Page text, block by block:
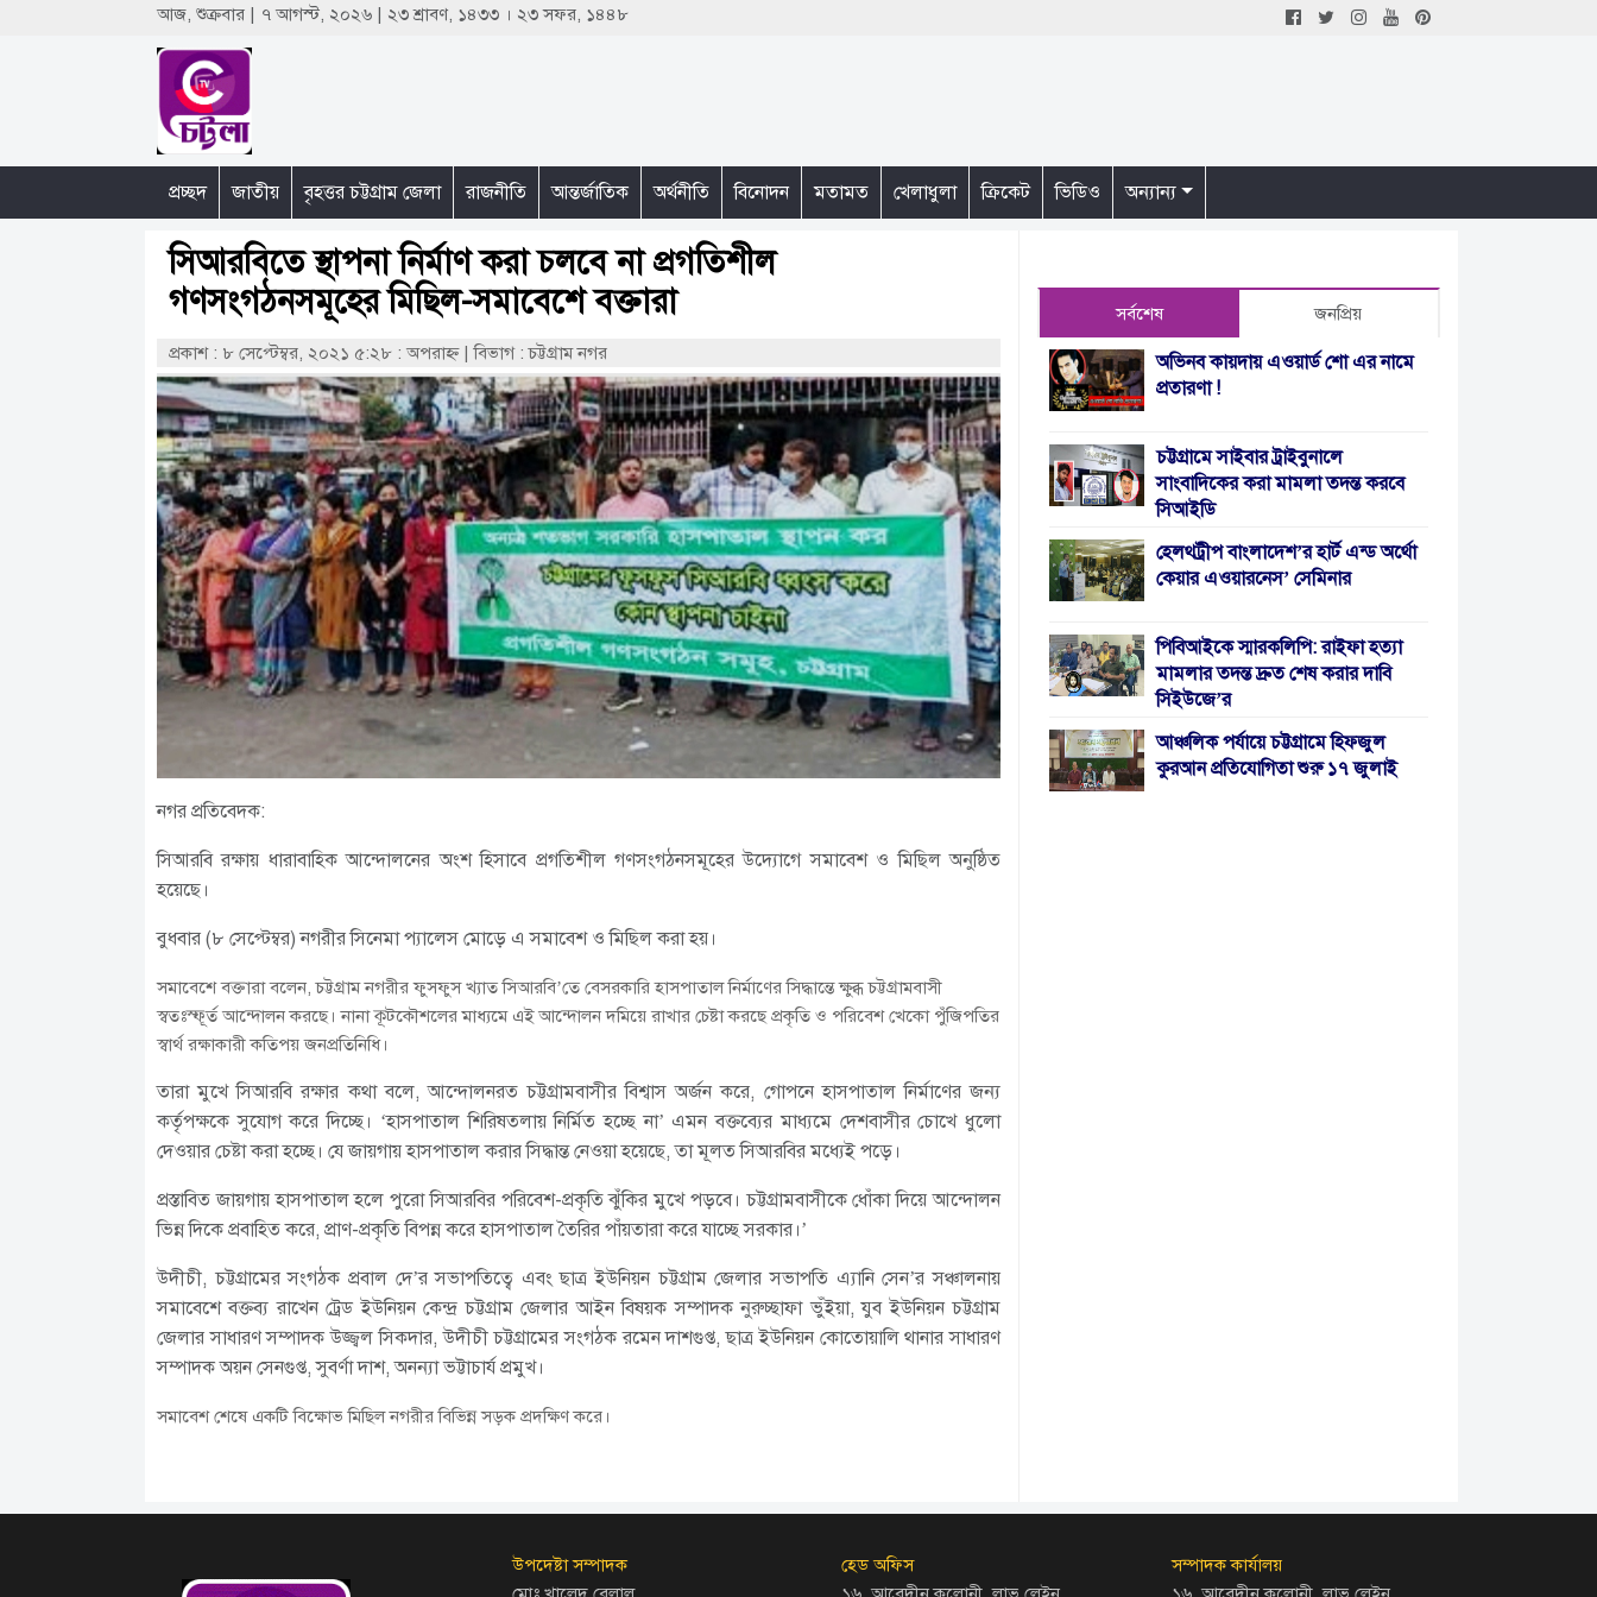
আজ, শুক্রবার | ৭ আগস্ট, ২০২৬ | ২৩ শ্রাবণ, ১৪৩৩ । ২৩ সফর, ১৪৪৮
প্রচ্ছদ জাতীয় বৃহত্তর চট্টগ্রাম জেলা রাজনীতি আন্তর্জাতিক অর্থনীতি বিনোদন মতামত খেলাধুলা ক্রিকেট ভিডিও অন্যান্য
সিআরবিতে স্থাপনা নির্মাণ করা চলবে না প্রগতিশীল
গণসংগঠনসমূহের মিছিল-সমাবেশে বক্তারা
প্রকাশ : ৮ সেপ্টেম্বর, ২০২১ ৫:২৮ : অপরাহ্ণ |বিভাগ : চট্টগ্রাম নগর
নগর প্রতিবেদক:
সিআরবি রক্ষায় ধারাবাহিক আন্দোলনের অংশ হিসাবে প্রগতিশীল গণসংগঠনসমূহের উদ্যোগে সমাবেশ ও মিছিল অনুষ্ঠিত
হয়েছে।
বুধবার (৮ সেপ্টেম্বর) নগরীর সিনেমা প্যালেস মোড়ে এ সমাবেশ ও মিছিল করা হয়।
সমাবেশে বক্তারা বলেন, চট্টগ্রাম নগরীর ফুসফুস খ্যাত সিআরবি’তে বেসরকারি হাসপাতাল নির্মাণের সিদ্ধান্তে ক্ষুব্ধ চট্টগ্রামবাসী
স্বতঃস্ফূর্ত আন্দোলন করছে। নানা কূটকৌশলের মাধ্যমে এই আন্দোলন দমিয়ে রাখার চেষ্টা করছে প্রকৃতি ও পরিবেশ খেকো পুঁজিপতির
স্বার্থ রক্ষাকারী কতিপয় জনপ্রতিনিধি।
তারা মুখে সিআরবি রক্ষার কথা বলে, আন্দোলনরত চট্টগ্রামবাসীর বিশ্বাস অর্জন করে, গোপনে হাসপাতাল নির্মাণের জন্য
কর্তৃপক্ষকে সুযোগ করে দিচ্ছে। ‘হাসপাতাল শিরিষতলায় নির্মিত হচ্ছে না’ এমন বক্তব্যের মাধ্যমে দেশবাসীর চোখে ধুলো
দেওয়ার চেষ্টা করা হচ্ছে। যে জায়গায় হাসপাতাল করার সিদ্ধান্ত নেওয়া হয়েছে, তা মূলত সিআরবির মধ্যেই পড়ে।
প্রস্তাবিত জায়গায় হাসপাতাল হলে পুরো সিআরবির পরিবেশ-প্রকৃতি ঝুঁকির মুখে পড়বে। চট্টগ্রামবাসীকে ধোঁকা দিয়ে আন্দোলন
ভিন্ন দিকে প্রবাহিত করে, প্রাণ-প্রকৃতি বিপন্ন করে হাসপাতাল তৈরির পাঁয়তারা করে যাচ্ছে সরকার।’
উদীচী, চট্টগ্রামের সংগঠক প্রবাল দে’র সভাপতিত্বে এবং ছাত্র ইউনিয়ন চট্টগ্রাম জেলার সভাপতি এ্যানি সেন’র সঞ্চালনায়
সমাবেশে বক্তব্য রাখেন ট্রেড ইউনিয়ন কেন্দ্র চট্টগ্রাম জেলার আইন বিষয়ক সম্পাদক নুরুচ্ছাফা ভুঁইয়া, যুব ইউনিয়ন চট্টগ্রাম
জেলার সাধারণ সম্পাদক উজ্জ্বল সিকদার, উদীচী চট্টগ্রামের সংগঠক রমেন দাশগুপ্ত, ছাত্র ইউনিয়ন কোতোয়ালি থানার সাধারণ
সম্পাদক অয়ন সেনগুপ্ত, সুবর্ণা দাশ, অনন্যা ভট্টাচার্য প্রমুখ।
সমাবেশ শেষে একটি বিক্ষোভ মিছিল নগরীর বিভিন্ন সড়ক প্রদক্ষিণ করে।
সর্বশেষ জনপ্রিয়
অভিনব কায়দায় এওয়ার্ড শো এর নামে
প্রতারণা !
চট্টগ্রামে সাইবার ট্রাইবুনালে
সাংবাদিকের করা মামলা তদন্ত করবে
সিআইডি
হেলথট্রীপ বাংলাদেশ’র হার্ট এন্ড অর্থো
কেয়ার এওয়ারনেস’ সেমিনার
পিবিআইকে স্মারকলিপি: রাইফা হত্যা
মামলার তদন্ত দ্রুত শেষ করার দাবি
সিইউজে’র
আঞ্চলিক পর্যায়ে চট্টগ্রামে হিফজুল
কুরআন প্রতিযোগিতা শুরু ১৭ জুলাই
উপদেষ্টা সম্পাদক
হেড অফিস
সম্পাদক কার্যালয়